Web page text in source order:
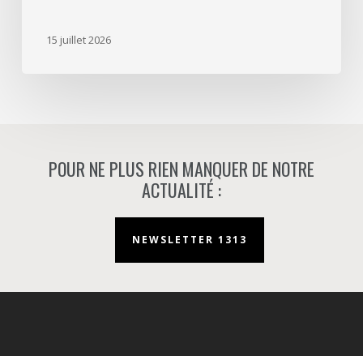
15 juillet 2026
POUR NE PLUS RIEN MANQUER DE NOTRE
ACTUALITÉ :
NEWSLETTER 1313